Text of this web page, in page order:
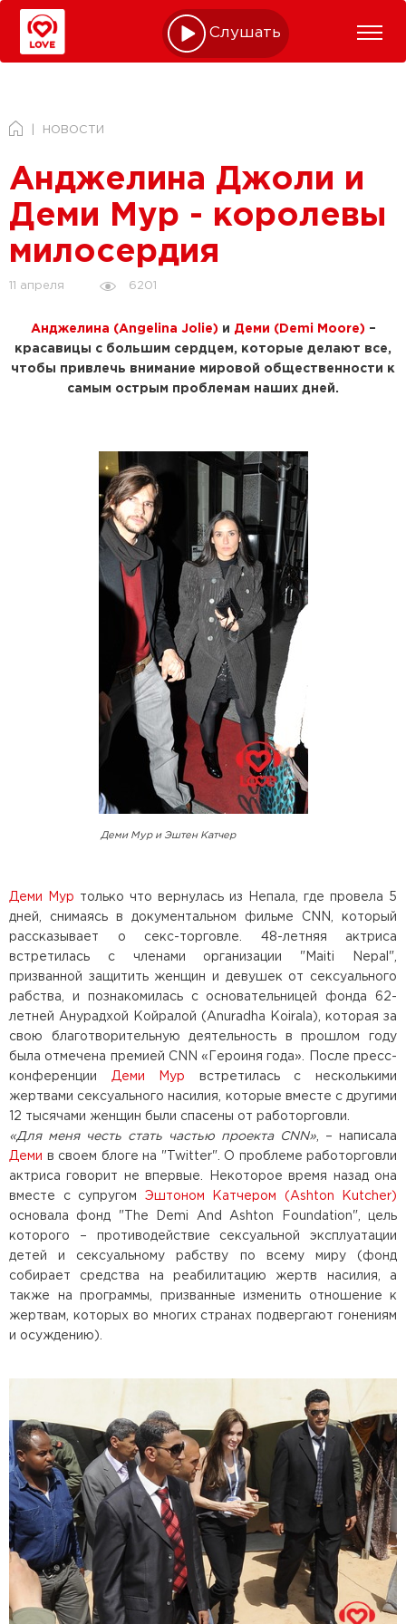
Слушать online
НОВОСТИ
Анджелина Джоли и
Деми Мур - королевы
милосердия
11 апреля 6201
Анджелина (Angelina Jolie) и Деми (Demi Moore) –
красавицы с большим сердцем, которые делают все,
чтобы привлечь внимание мировой общественности к
самым острым проблемам наших дней.
Деми Мур и Эштен Катчер
Деми Мур только что вернулась из Непала, где провела 5
дней, снимаясь в документальном фильме CNN, который
рассказывает о секс-торговле. 48-летняя актриса
встретилась с членами организации "Maiti Nepal",
призванной защитить женщин и девушек от сексуального
рабства, и познакомилась с основательницей фонда 62-
летней Анурадхой Койралой (Anuradha Koirala), которая за
свою благотворительную деятельность в прошлом году
была отмечена премией CNN «Героиня года». После пресс-
конференции
Деми Мур
встретилась с несколькими
жертвами сексуального насилия, которые вместе с другими
12 тысячами женщин были спасены от работорговли.
«Для меня честь стать частью проекта CNN» , – написала
Деми в своем блоге на "Twitter". О проблеме работорговли
актриса говорит не впервые. Некоторое время назад она
вместе с супругом Эштоном Катчером (Ashton Kutcher)
основала фонд "The Demi And Ashton Foundation", цель
которого – противодействие сексуальной эксплуатации
детей и сексуальному рабству по всему миру (фонд
собирает средства на реабилитацию жертв насилия, а
также на программы, призванные изменить отношение к
жертвам, которых во многих странах подвергают гонениям
и осуждению).